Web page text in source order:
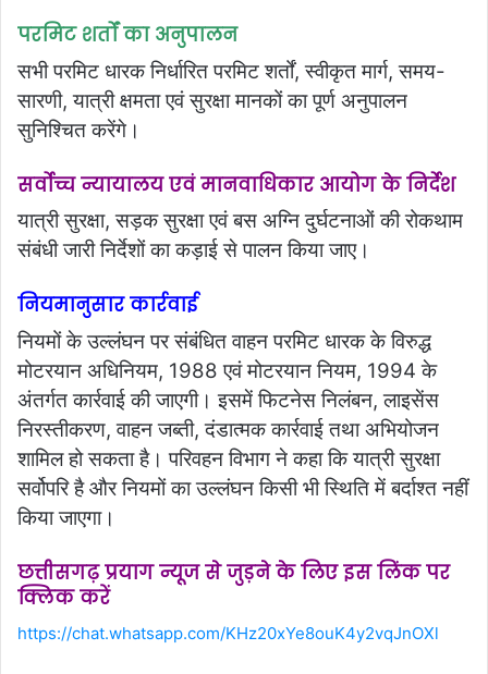
परमिट शर्तों का अनुपालन
सभी परमिट धारक निर्धारित परमिट शर्तों, स्वीकृत मार्ग, समय-
सारणी, यात्री क्षमता एवं सुरक्षा मानकों का पूर्ण अनुपालन
सुनिश्चित करेंगे।
सर्वोच्च न्यायालय एवं मानवाधिकार आयोग के निर्देश
यात्री सुरक्षा, सड़क सुरक्षा एवं बस अग्नि दुर्घटनाओं की रोकथाम
संबंधी जारी निर्देशों का कड़ाई से पालन किया जाए।
नियमानुसार कार्रवाई
नियमों के उल्लंघन पर संबंधित वाहन परमिट धारक के विरुद्ध
मोटरयान अधिनियम, 1988 एवं मोटरयान नियम, 1994 के
अंतर्गत कार्रवाई की जाएगी। इसमें फिटनेस निलंबन, लाइसेंस
निरस्तीकरण, वाहन जब्ती, दंडात्मक कार्रवाई तथा अभियोजन
शामिल हो सकता है। परिवहन विभाग ने कहा कि यात्री सुरक्षा
सर्वोपरि है और नियमों का उल्लंघन किसी भी स्थिति में बर्दाश्त नहीं
किया जाएगा।
छत्तीसगढ़ प्रयाग न्यूज से जुड़ने के लिए इस लिंक पर
क्लिक करें
https://chat.whatsapp.com/KHz20xYe8ouK4y2vqJnOXl